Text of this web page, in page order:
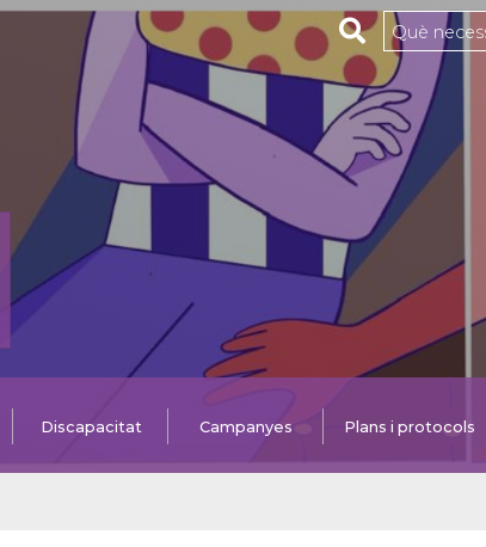
Cerca al web
Què
Discapacitat Campanyes Plans i protocols